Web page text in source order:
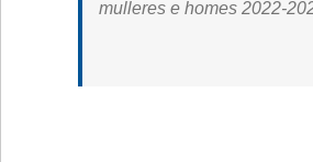
mulleres e homes 2022-